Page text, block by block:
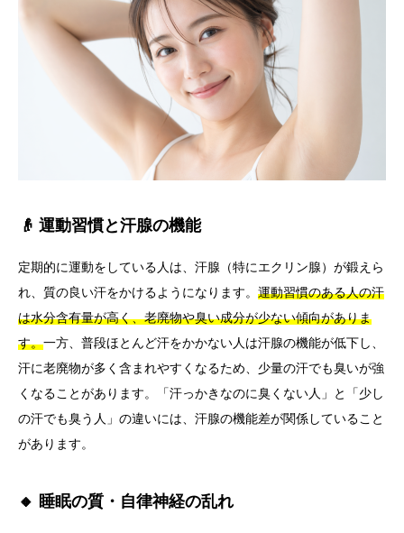
👴 運動習慣と汗腺の機能
定期的に運動をしている人は、汗腺（特にエクリン腺）が鍛えら
れ、質の良い汗をかけるようになります。 運動習慣のある人の汗
は水分含有量が高く、老廃物や臭い成分が少ない傾向がありま
す。一方、普段ほとんど汗をかかない人は汗腺の機能が低下し、
汗に老廃物が多く含まれやすくなるため、少量の汗でも臭いが強
くなることがあります。「汗っかきなのに臭くない人」と「少し
の汗でも臭う人」の違いには、汗腺の機能差が関係していること
があります。
🔸 睡眠の質・自律神経の乱れ